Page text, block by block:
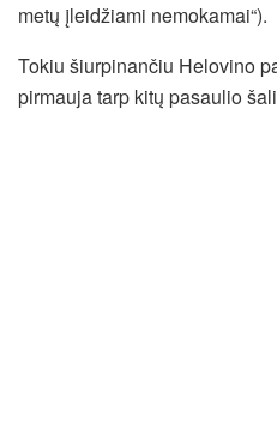
metų įleidžiami nemokamai“).
Tokiu šiurpinančiu Helovino
pirmauja tarp kitų pasaulio